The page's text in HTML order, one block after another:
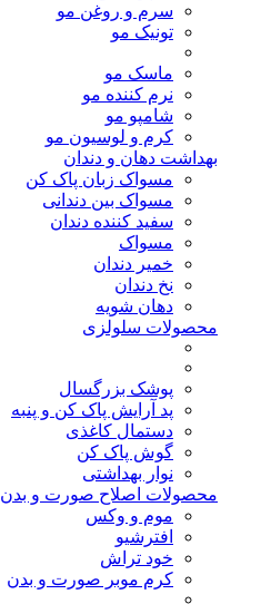
سرم و روغن مو
تونیک مو
ماسک مو
نرم کننده مو
شامپو مو
کرم و لوسیون مو
بهداشت دهان و دندان
مسواک زبان پاک کن
مسواک بین دندانی
سفید کننده دندان
مسواک
خمیر دندان
نخ دندان
دهان شویه
محصولات سلولزی
پوشک بزرگسال
پد آرایش پاک کن و پنبه
دستمال کاغذی
گوش پاک کن
نوار بهداشتی
محصولات اصلاح صورت و بدن
موم و وکس
افترشیو
خود تراش
کرم موبر صورت و بدن